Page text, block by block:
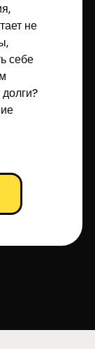
не
себе